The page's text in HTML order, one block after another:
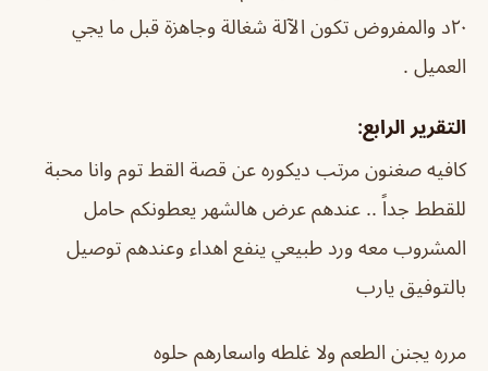
٢٠د والمفروض تكون الآلة شغالة وجاهزة قبل ما يجي
العميل .
التقرير الرابع:
كافيه صغنون مرتب ديكوره عن قصة القط توم وانا محبة
للقطط جداً .. عندهم عرض هالشهر يعطونكم حامل
المشروب معه ورد طبيعي ينفع اهداء وعندهم توصيل
بالتوفيق يارب
مرره يجنن الطعم ولا غلطه واسعارهم حلوه